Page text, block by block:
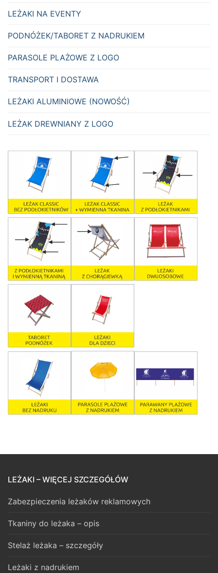
LEŻAKI NA EVENTY
PODNÓŻEK/TABORET Z NADRUKIEM
PARASOLE PLAŻOWE Z LOGO
TRANSPORT I DOSTAWA
LEŻAKI ALUMINIOWE (NOWOŚĆ)
LEŻAK DREWNIANY Z LOGO
LEŻAKI – WIĘCEJ SZCZEGÓŁÓW
Zabezpieczenia leżaków reklamowych
Tkaniny do leżaka – opis
Stelaż leżaka – szczegóły
Leżaki z nadrukiem